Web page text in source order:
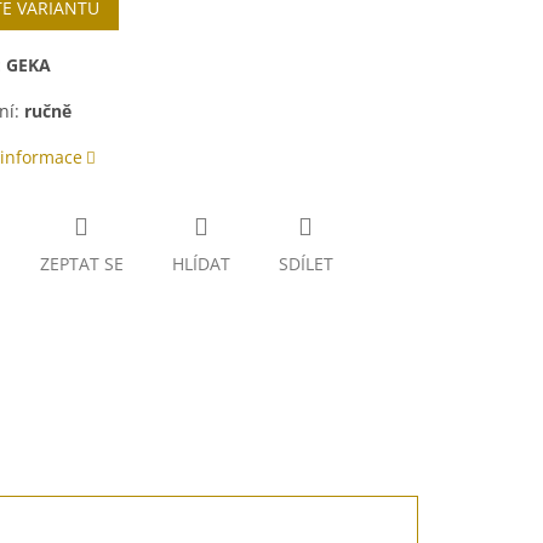
VARIANTU
GEKA
ručně
ZEPTAT SE HLÍDAT SDÍLET